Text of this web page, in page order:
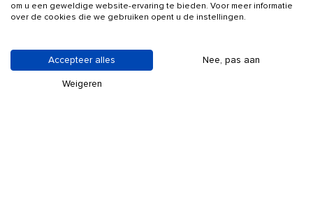
VOLG ONS OP!
om u een geweldige website-ervaring te bieden. Voor meer informatie
over de cookies die we gebruiken opent u de instellingen.
Accepteer alles Nee, pas aan
Weigeren